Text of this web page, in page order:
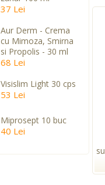
37 Lei
Aur Derm - Crema
cu Mimoza, Smirna
si Propolis - 30 ml
68 Lei
Visislim Light 30 cps
53 Lei
Miprosept 10 buc
40 Lei